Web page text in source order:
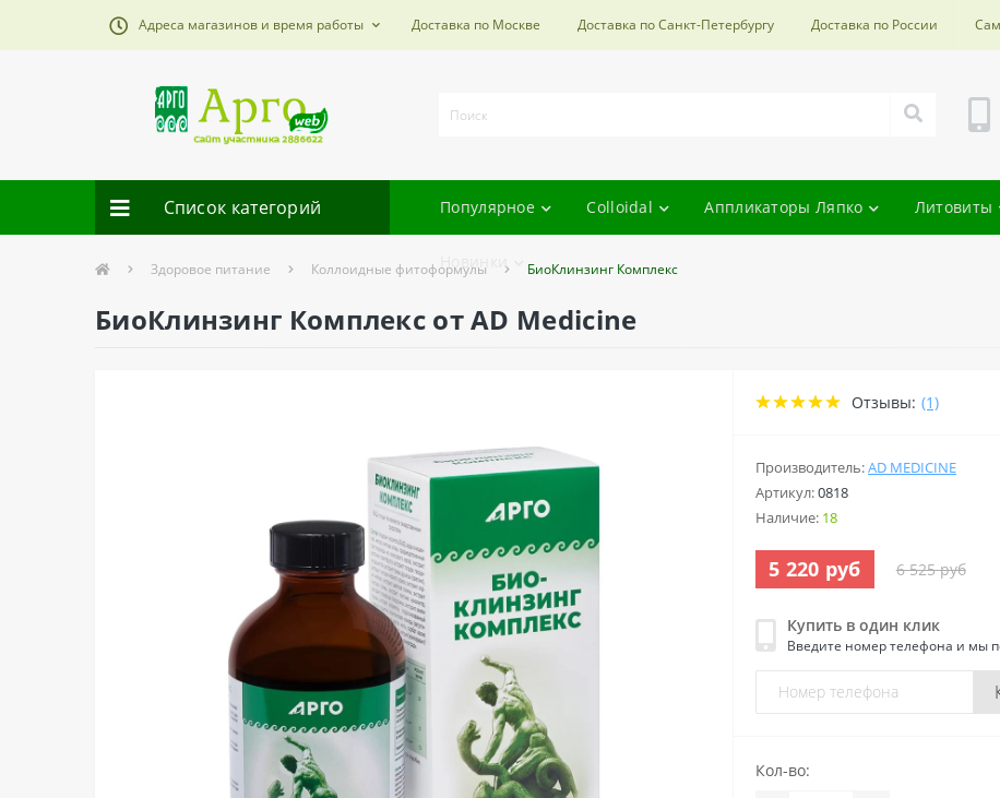
Адреса магазинов и время работы Доставка по Москве Доставка по Санкт-Петербургу Доставка по России
Список категорий Популярное Colloidal Аппликаторы Ляпко Литовиты
Новинки
Здоровое питание Коллоидные фитоформулы БиоКлинзинг Комплекс
БиоКлинзинг Комплекс от AD Medicine
Отзывы: (1)
Производитель:AD MEDICINE
Артикул:0818
Наличие: 18
5 220 руб 6 525 руб
Купить в один клик
Введите номер телефона и мы
Кол-во: